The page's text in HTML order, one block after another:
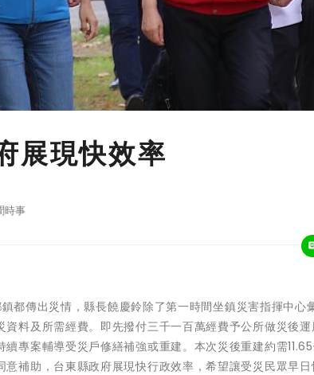
展現快效率
時事
都傳出災情，縣長饒慶鈴除了第一時間坐鎮災害指揮中心
料及所需經費。即先撥付三千一百萬經費予公所做災後
專案輔導受災戶修繕補強或重建。本次災後重建約需
補助，台東縣政府展現快行政效率，希望讓受災民眾早